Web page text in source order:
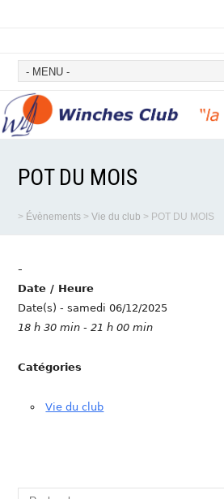
POT DU MOIS
> Évènements >Vie du club > POT DU MOIS
-
Date / Heure
Date(s) - samedi 06/12/2025
18 h 30 min - 21 h 00 min
Catégories
Vie du club